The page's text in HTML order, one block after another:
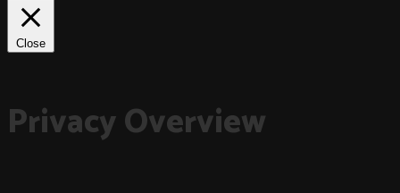
Close
Privacy Overview